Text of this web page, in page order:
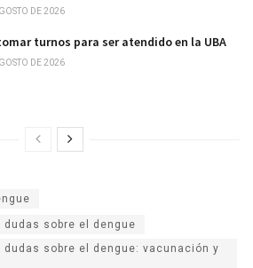
DE 2026
turnos para ser atendido en la UBA
DE 2026
sobre el dengue
dudas sobre el dengue: vacunación y